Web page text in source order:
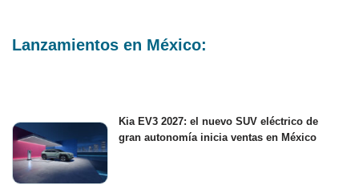
Lanzamientos en México:
Kia EV3 2027: el nuevo SUV eléctrico de
gran autonomía inicia ventas en México